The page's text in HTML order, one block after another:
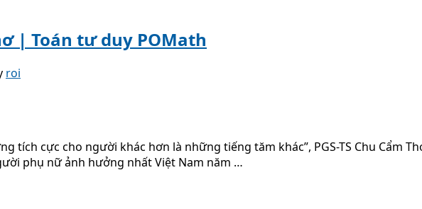
| Toán tư duy POMath
roi
tích cực cho người khác hơn là những tiếng tăm khác”, PGS-TS Chu Cẩm
phụ nữ ảnh hưởng nhất Việt Nam năm …